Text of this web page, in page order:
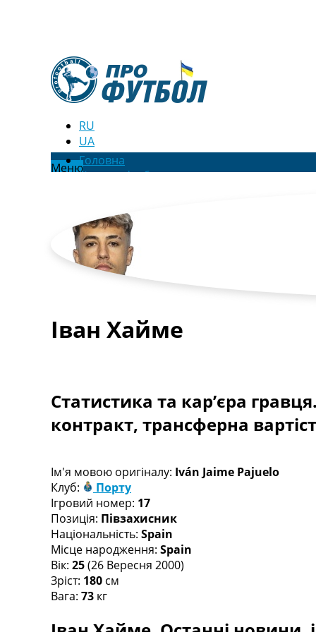
RU
UA
МенюГоловна
Новини футболу
Футбольні трансфери
Останні коментарі
Конкурс прогнозів
Логін
Рейтінги
Турніри
Англія. Прем’єр-Ліга
Іспанія. Ла Ліга
Ще Турніри >>>
Чемпіонат Світу. Турнирні таблиці
Таблиця УПЛ
Перша Ліга
Таблиця АПЛ
Таблиця Ла Ліги
Таблиця Ліги Чемпіонів
Всі таблиці >>>
Рейтинги
Рейтинг ФІФА
Іван Хайме
Статистика та кар’єра
контракт, трансферна
Ім'я мовою оригіналу: Iván Jaime Pajuelo
Клуб:
Порту
Ігровий номер: 17
Позиція: Півзахисник
Національність: Spain
Місце народження: Spain
Вік: 25(26 Вересня 2000)
Зріст: 180 см
Вага: 73 кг